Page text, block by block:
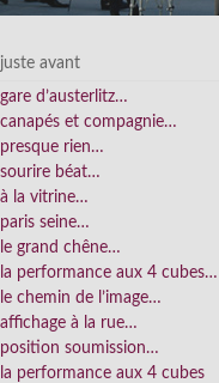
juste avant
gare d’austerlitz…
canapés et compagnie…
presque rien…
sourire béat…
à la vitrine…
paris seine…
le grand chêne…
la performance aux 4 cubes…
le chemin de l’image…
affichage à la rue…
position soumission…
la performance aux 4 cubes